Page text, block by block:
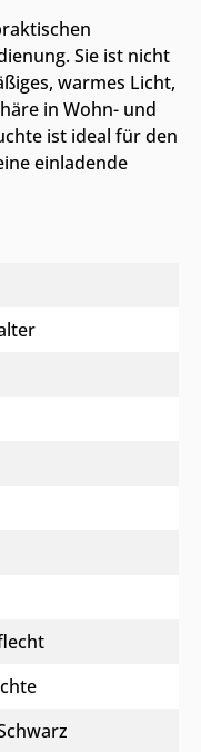
Sie ist nicht
warmes Licht,
in Wohn- und
ist ideal für den
einladende